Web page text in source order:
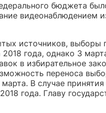
бюджета
видеонаблюдением
источников, выборы
2018 года, однако 3
в избирательное
переноса
В случае
года. Главу